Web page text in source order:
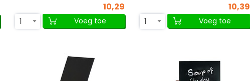
10,29
1
Voeg toe
10,39
1
Voeg toe